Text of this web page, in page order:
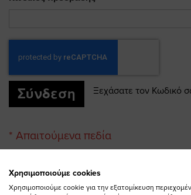
Σύνδεση Ξεχάσατε τον Κωδικό
Χρησιμοποιούμε cookies
Χρησιμοποιούμε cookie για την εξατομίκευση